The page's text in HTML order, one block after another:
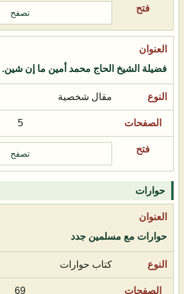
تصفح
فضيلة الشيخ الحاج محمد أمين ما إن شين.
مقال شخصية
5
تصفح
حوارات
حوارات مع مسلمين جدد
كتاب حوارات
69